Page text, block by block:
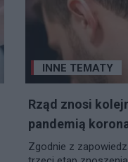
INNE TEMATY
Rząd znosi
pandemią
Zgodnie z